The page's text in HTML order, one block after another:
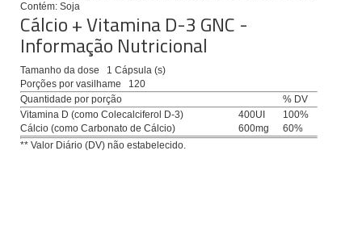
Contém: Soja
Cálcio + Vitamina D-3 GNC -
Informação Nutricional
Tamanho da dose 1 Cápsula (s)
Porções por vasilhame 120
Quantidade por porção
% DV
Vitamina D (como Colecalciferol D-3)
400UI
100%
Cálcio (como Carbonato de Cálcio)
600mg
60%
** Valor Diário (DV) não estabelecido.